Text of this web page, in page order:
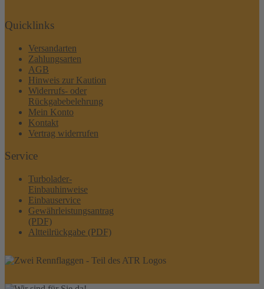
Quicklinks
Versandarten
Zahlungsarten
AGB
Hinweis zur Kaution
Widerrufs- oder
Rückgabebelehrung
Mein Konto
Kontakt
Vertrag widerrufen
Service
Turbolader-
Einbauhinweise
Einbauservice
Gewährleistungsantrag
(PDF)
Altteilrückgabe (PDF)